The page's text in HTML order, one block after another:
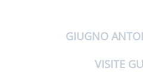
GIUGNO
VISITE